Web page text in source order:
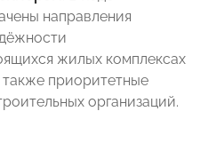
направления
жилых комплексах
также приоритетные
организаций.